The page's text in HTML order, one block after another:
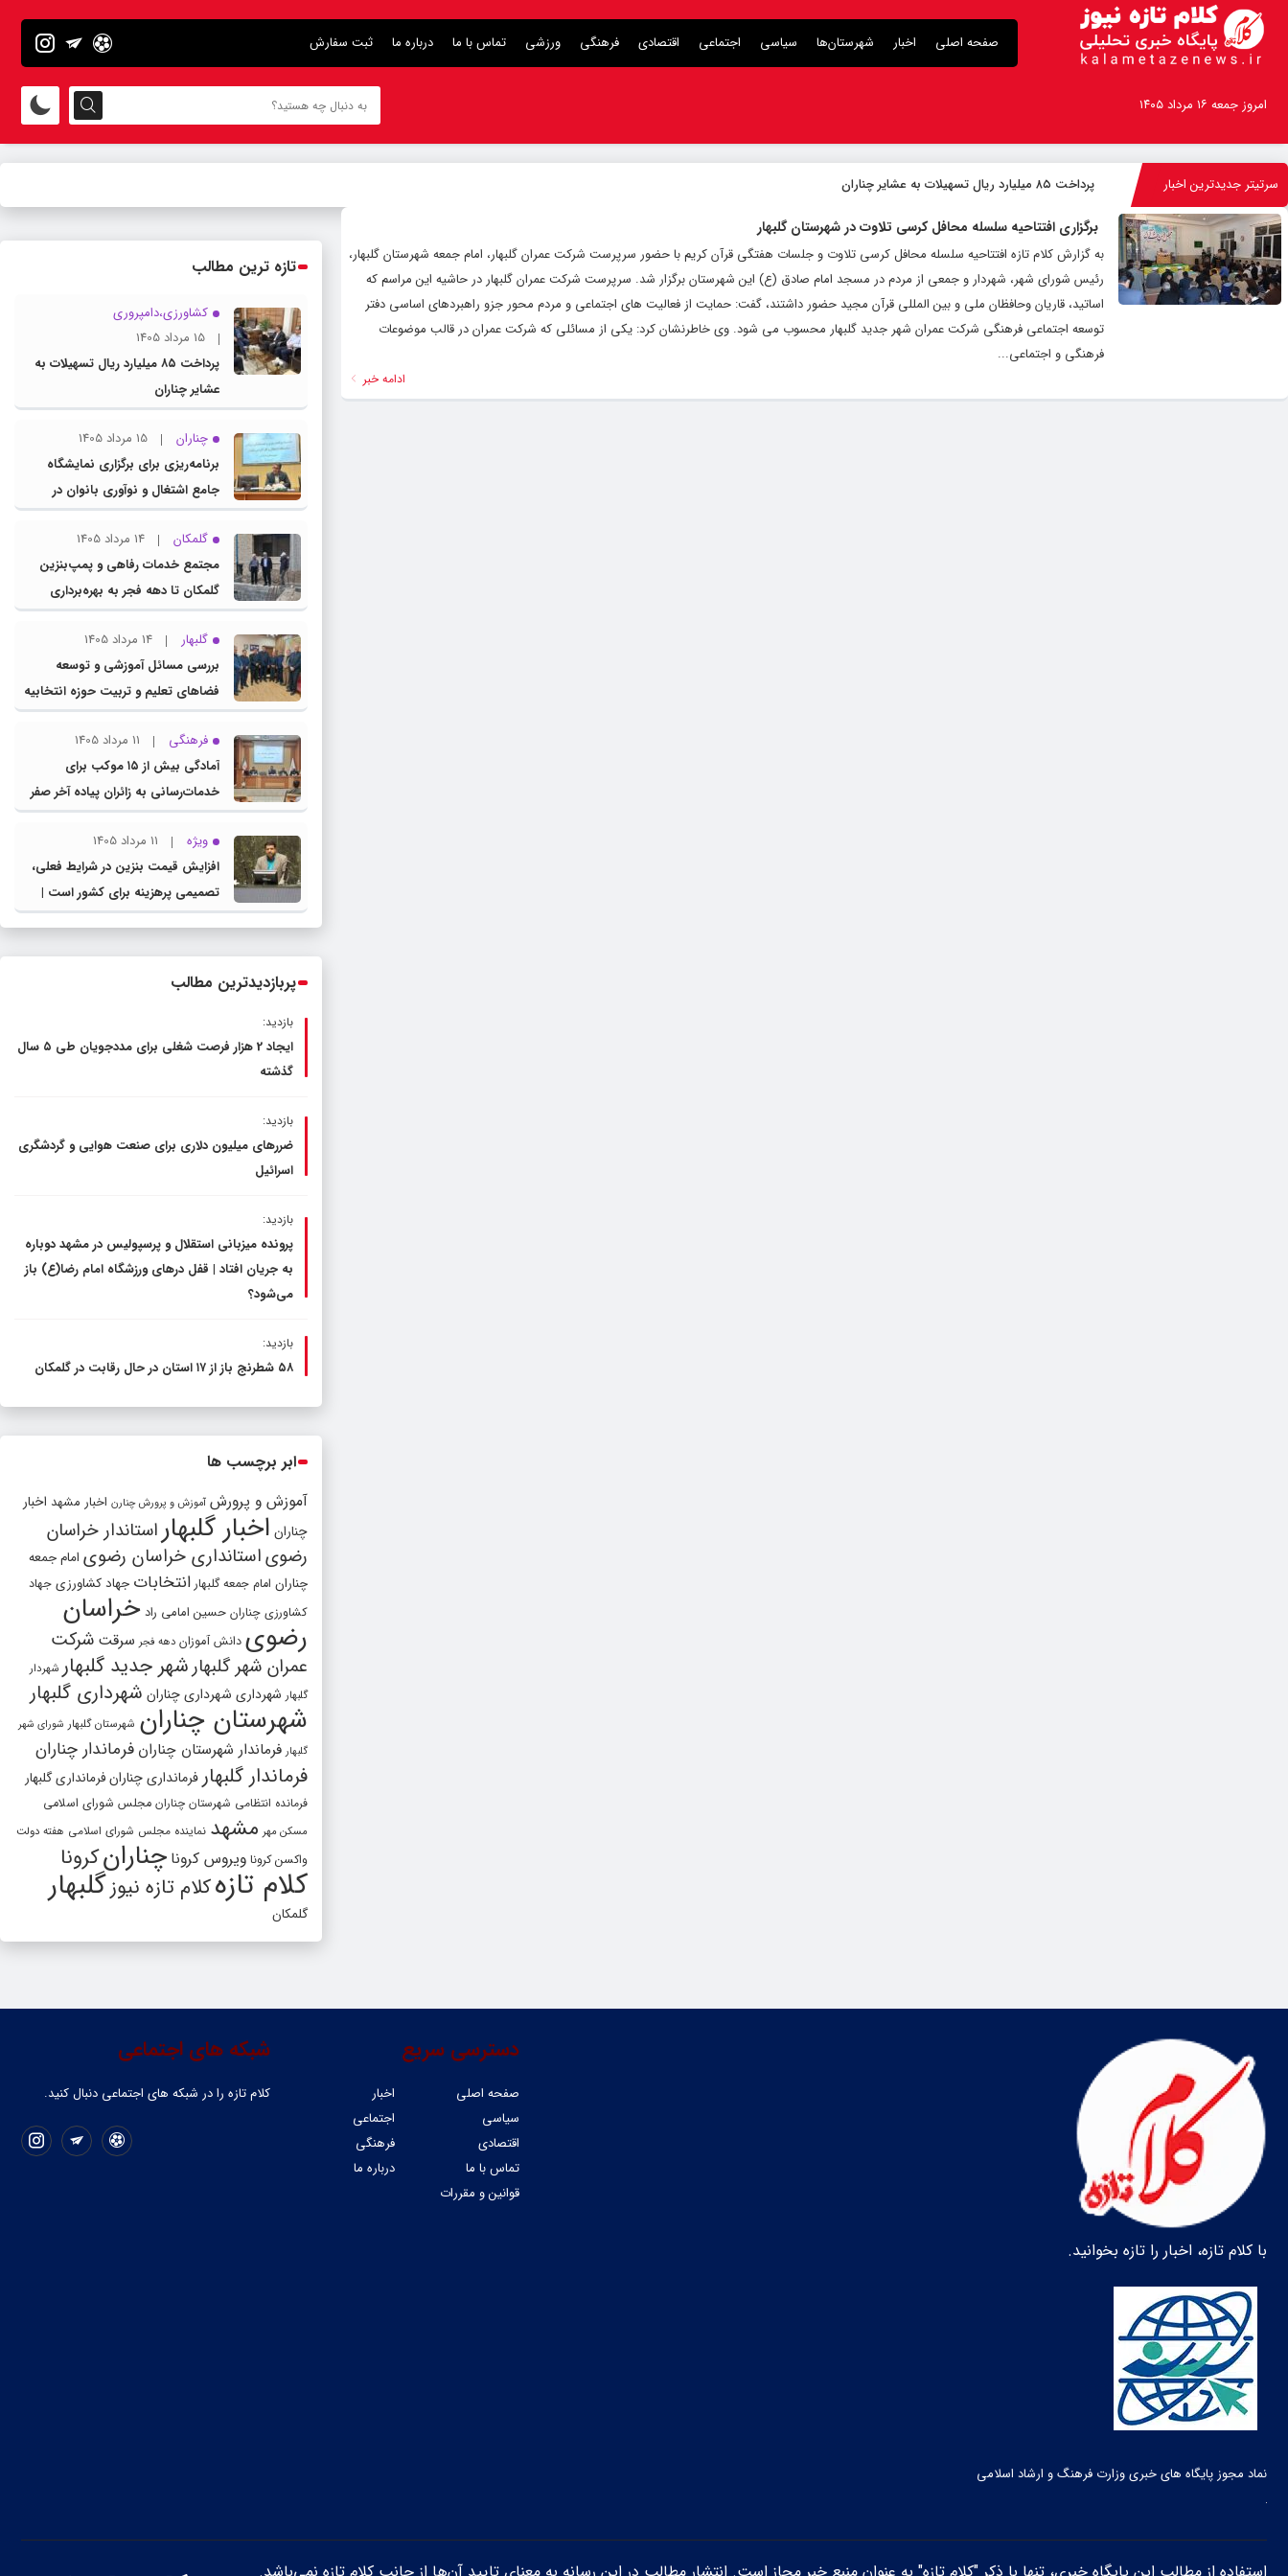
صفحه اصلی اخبار شهرستان‌ها سیاسی اجتماعی اقتصادی فرهنگی ورزشی تماس با ما درباره ما ثبت سفارش
امروز جمعه ۱۶ مرداد ۱۴۰۵
سرتیتر جدیدترین اخبار پرداخت ۸۵ میلیارد ریال تسهیلات به عشایر چناران
برگزاری افتتاحیه سلسله محافل کرسی تلاوت در شهرستان گلبهار
به گزارش کلام تازه افتتاحیه سلسله محافل کرسی تلاوت و جلسات هفتگی قرآن کریم با حضور سرپرست شرکت عمران گلبهار، امام جمعه شهرستان گلبهار،
رئیس شورای شهر، شهردار و جمعی از مردم در مسجد امام صادق (ع) این شهرستان برگزار شد. سرپرست شرکت عمران گلبهار در حاشیه این مراسم که
اساتید، قاریان وحافظان ملی و بین المللی قرآن مجید حضور داشتند، گفت: حمایت از فعالیت های اجتماعی و مردم محور جزو راهبردهای اساسی دفتر
توسعه اجتماعی فرهنگی شرکت عمران شهر جدید گلبهار محسوب می شود. وی خاطرنشان کرد: یکی از مسائلی که شرکت عمران در قالب موضوعات
فرهنگی و اجتماعی...
ادامه خبر
تازه ترین مطالب
کشاورزی،دامپروری
15 مرداد 1405
پرداخت ۸۵ میلیارد ریال تسهیلات به
عشایر چناران
چناران
15 مرداد 1405
برنامه‌ریزی برای برگزاری نمایشگاه
جامع اشتغال و نوآوری بانوان در
چناران
گلمکان
14 مرداد 1405
مجتمع خدمات رفاهی و پمپ‌بنزین
گلمکان تا دهه فجر به بهره‌برداری
می‌رسد
گلبهار
14 مرداد 1405
بررسی مسائل آموزشی و توسعه
فضاهای تعلیم و تربیت حوزه انتخابیه
در نشست مشترک عضو کمیسیون
آموزش مجلس با مدیرکل آموزش و
پرورش خراسان رضوی
فرهنگی
11 مرداد 1405
آمادگی بیش از ۱۵ موکب برای
خدمات‌رسانی به زائران پیاده آخر صفر
در شهرستان چناران
ویژه
11 مرداد 1405
افزایش قیمت بنزین در شرایط فعلی،
تصمیمی پرهزینه برای کشور است |
دولت، قاچاق سوخت و عوامل اصلی
پربازدیدترین مطالب
بازدید:
ایجاد 2 هزار فرصت شغلی برای مددجویان طی ۵ سال
گذشته
بازدید:
ضررهای میلیون دلاری برای صنعت هوایی و گردشگری
اسرائیل
بازدید:
پرونده میزبانی استقلال و پرسپولیس در مشهد دوباره
به جریان افتاد | قفل در‌های ورزشگاه امام رضا(ع) باز
می‌شود؟
بازدید:
۵۸ شطرنج‌ باز از ۱۷ استان در حال رقابت در گلمکان
ابر برچسب ها
آموزش و پرورش آموزش و پرورش چنارن اخبار مشهد اخبار
چناران اخبار گلبهار استاندار خراسان
رضویاستانداری خراسان رضوی امام جمعه
چناران امام جمعه گلبهار انتخابات جهاد کشاورزی جهاد
کشاورزی چناران حسین امامی راد خراسان
رضوی دانش آموزان دهه فجر سرقت شرکت
عمران شهر گلبهارشهر جدید گلبهار شهردار
گلبهار شهرداری شهرداری چناران شهرداری گلبهار
شهرستان چناران شهرستان گلبهار شورای شهر
گلبهار فرماندار شهرستان چناران فرماندار چناران
فرماندار گلبهار فرمانداری چنارانفرمانداری گلبهار
فرمانده انتظامی شهرستان چناران مجلس شورای اسلامی
مسکن مهر مشهد نماینده مجلس شورای اسلامی هفته دولت
واکسن کرونا ویروس کرونا چنارانکرونا
کلام تازهکلام تازه نیوزگلبهار
گلمکان
با کلام تازه، اخبار را تازه بخوانید.
نماد مجوز پایگاه های خبری وزارت فرهنگ و ارشاد اسلامی
شبکه های اجتماعی
کلام تازه را در شبکه ‌های اجتماعی دنبال کنید.
دسترسی سریع
صفحه اصلی
اخبار
سیاسی
اجتماعی
اقتصادی
فرهنگی
تماس با ما
درباره ما
قوانین و مقررات